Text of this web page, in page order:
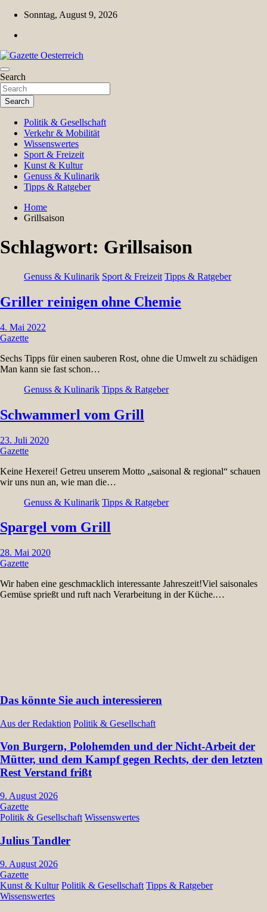
Skip
content
Sonntag, August 9, 2026
Gazette Oesterreich
Magazin für Freizeit, Politik, Kultur & Wissenschaft
Search
Search
Politik & Gesellschaft
Verkehr & Mobilität
Wissenswertes
Sport & Freizeit
Kunst & Kultur
Genuss & Kulinarik
Tipps & Ratgeber
Home
Grillsaison
Schlagwort: Grillsaison
Genuss & Kulinarik Sport & Freizeit Tipps & Ratgeber
Griller reinigen ohne Chemie
4. Mai 2022
Gazette
Sechs Tipps für einen sauberen Rost, ohne die Umwelt zu schädigen
Man kann sie fast schon…
Genuss & Kulinarik Tipps & Ratgeber
Schwammerl vom Grill
23. Juli 2020
Gazette
Keine Hexerei! Getreu unserem Motto „saisonal & regional“ schauen
wir uns nun an, wie man die…
Genuss & Kulinarik Tipps & Ratgeber
Spargel vom Grill
28. Mai 2020
Gazette
Wir haben eine geschmacklich interessante Jahreszeit!Viel saisonales
Gemüse sprießt und ruft nach Verarbeitung in der Küche.…
Das könnte Sie auch interessieren
Aus der Redaktion Politik & Gesellschaft
Von Burgern, Polohemden und der Nicht-Arbeit der
Mütter, und dem Kampf gegen Rechts, der den letzten
Rest Verstand frißt
9. August 2026
Gazette
Politik & Gesellschaft Wissenswertes
Julius Tandler
9. August 2026
Gazette
Kunst & Kultur Politik & Gesellschaft Tipps & Ratgeber
Wissenswertes